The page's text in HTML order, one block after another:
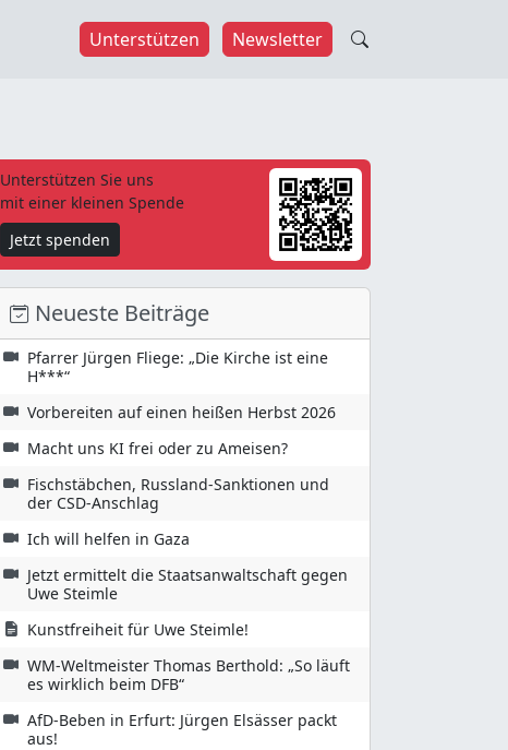
Unterstützen Newsletter
Unterstützen Sie uns
mit einer kleinen Spende
Jetzt spenden
Neueste Beiträge
Pfarrer Jürgen Fliege: „Die Kirche ist eine
H***“
Vorbereiten auf einen heißen Herbst 2026
Macht uns KI frei oder zu Ameisen?
Fischstäbchen, Russland-Sanktionen und
der CSD-Anschlag
Ich will helfen in Gaza
Jetzt ermittelt die Staatsanwaltschaft gegen
Uwe Steimle
Kunstfreiheit für Uwe Steimle!
WM-Weltmeister Thomas Berthold: „So läuft
es wirklich beim DFB“
AfD-Beben in Erfurt: Jürgen Elsässer packt
aus!